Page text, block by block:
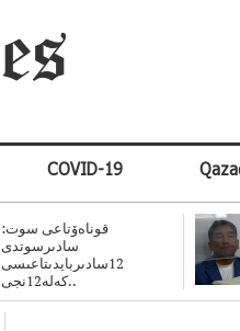
COVID-19
قوناەۆتاعى سوت:
سادىرسوتدى
12سادىربايدىتاعىسى
كەلە12نجى..